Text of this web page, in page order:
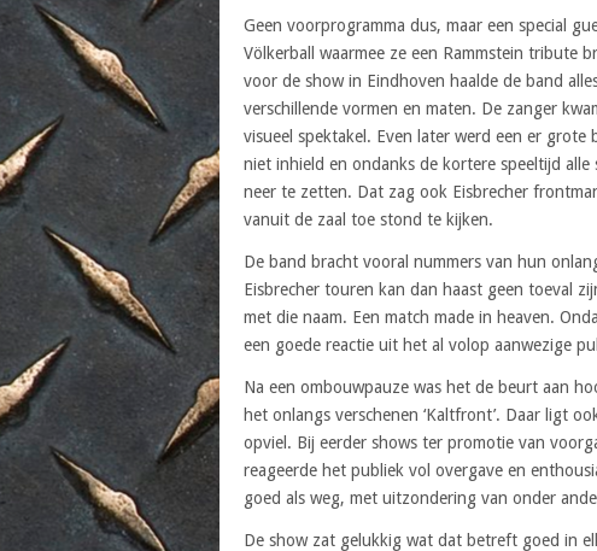
Geen voorprogramma dus, maar een special
Völkerball waarmee ze een Rammstein tribute
voor de show in Eindhoven haalde de band
verschillende vormen en maten. De zanger
visueel spektakel. Even later werd een er
niet inhield en ondanks de kortere speeltijd
neer te zetten. Dat zag ook Eisbrecher
vanuit de zaal toe stond te kijken.
De band bracht vooral nummers van hun
Eisbrecher touren kan dan haast geen toeval
met die naam. Een match made in heaven.
een goede reactie uit het al volop aanwezige
Na een ombouwpauze was het de beurt aan
het onlangs verschenen ‘Kaltfront’. Daar ligt
opviel. Bij eerder shows ter promotie van
reageerde het publiek vol overgave en
goed als weg, met uitzondering van onder
De show zat gelukkig wat dat betreft goed in